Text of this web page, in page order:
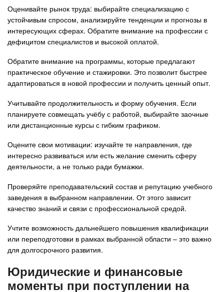
Оценивайте рынок труда: выбирайте специализацию с
устойчивым спросом, анализируйте тенденции и прогнозы в
интересующих сферах. Обратите внимание на профессии с
дефицитом специалистов и высокой оплатой.
Обратите внимание на программы, которые предлагают
практическое обучение и стажировки. Это позволит быстрее
адаптироваться в новой профессии и получить ценный опыт.
Учитывайте продолжительность и форму обучения. Если
планируете совмещать учёбу с работой, выбирайте заочные
или дистанционные курсы с гибким графиком.
Оцените свои мотивации: изучайте те направления, где
интересно развиваться или есть желание сменить сферу
деятельности, а не только ради бумажки.
Проверяйте преподавательский состав и репутацию учебного
заведения в выбранном направлении. От этого зависит
качество знаний и связи с профессиональной средой.
Учтите возможность дальнейшего повышения квалификации
или переподготовки в рамках выбранной области – это важно
для долгосрочного развития.
Юридические и финансовые
моменты при поступлении на